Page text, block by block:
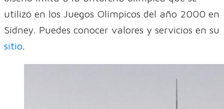
utilizó en los Juegos Olímpicos del año 2000 en
Sídney. Puedes conocer valores y servicios en su
sitio.